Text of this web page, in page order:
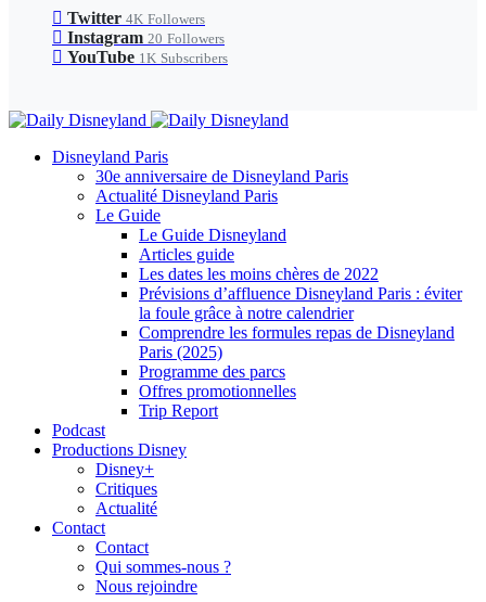
Twitter 4K Followers
Instagram 20 Followers
YouTube 1K Subscribers
Disneyland Paris
30e anniversaire de Disneyland Paris
Actualité Disneyland Paris
Le Guide
Le Guide Disneyland
Articles guide
Les dates les moins chères de 2022
Prévisions d’affluence Disneyland Paris : éviter
la foule grâce à notre calendrier
Comprendre les formules repas de Disneyland
Paris (2025)
Programme des parcs
Offres promotionnelles
Trip Report
Podcast
Productions Disney
Disney+
Critiques
Actualité
Contact
Contact
Qui sommes-nous ?
Nous rejoindre